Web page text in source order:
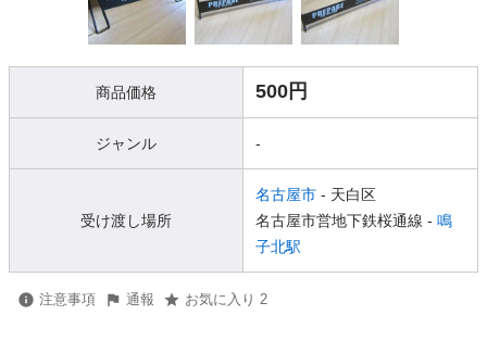
商品価格 500円
ジャンル -
受け渡し場所
名古屋市 - 天白区
名古屋市営地下鉄桜通線 - 鳴
子北駅
注意事項 通報 お気に入り 2